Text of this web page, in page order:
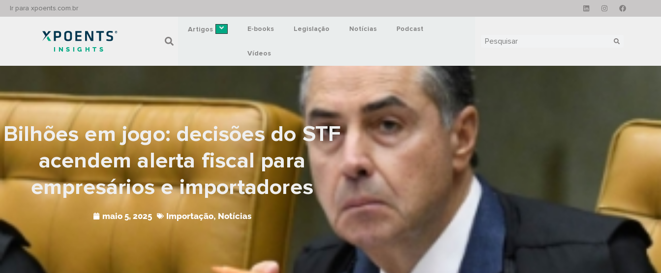
Ir para xpoents.com.br
INSIGHTS
Artigos E-books Legislação Notícias Podcast
Vídeos
Bilhões em jogo: decisões do STF
acendem alerta fiscal para
empresários e importadores
maio 5, 2025 Importação, Notícias